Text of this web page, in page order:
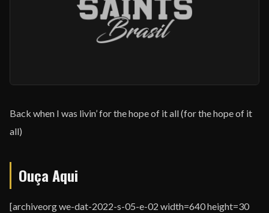
EQUIPE
Back when I was livin’ for the hope of it all (for the hope of it
all)
Ouça Aqui
[archiveorg we-dat-2022-s-05-e-02 width=640 height=30